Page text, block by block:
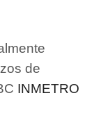
de
INMETRO